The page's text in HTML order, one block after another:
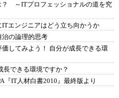
？ ～ITプロフェッショナルの道を究
エンジニアはどう立ち向かうか
治の論理的思考
してみよう！ 自分が成長できる環
長できる環境ですか？
IT人材白書2010』最終版より